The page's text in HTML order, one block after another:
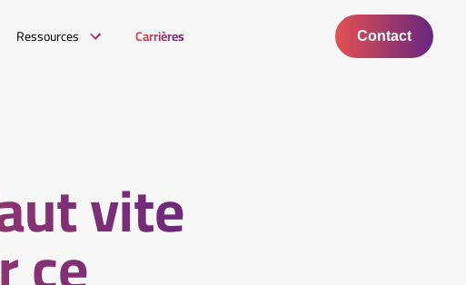
Ressources Carrières Contact
vite